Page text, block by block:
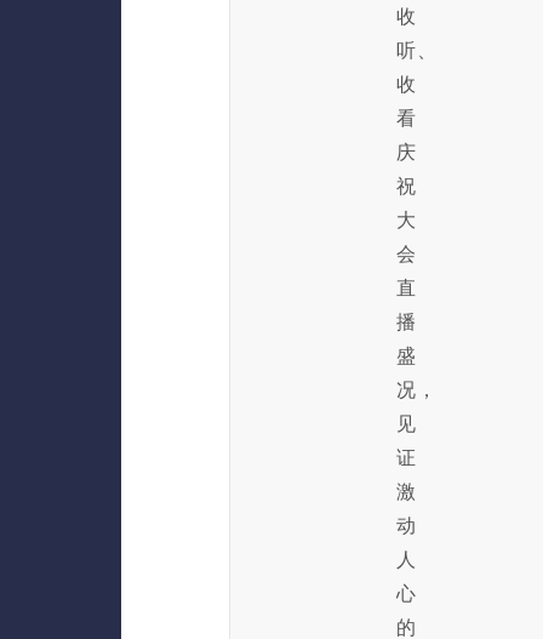
收
听、
收
看
庆
祝
大
会
直
播
盛
况，
见
证
激
动
人
心
的